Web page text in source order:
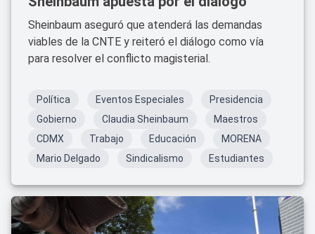
Sheinbaum aseguró que atenderá las demandas
viables de la CNTE y reiteró el diálogo como vía
para resolver el conflicto magisterial.
Política Eventos Especiales
Presidencia
Gobierno
Claudia Sheinbaum
Maestros
CDMX
Trabajo Educación
MORENA
Mario Delgado
Sindicalismo Estudiantes